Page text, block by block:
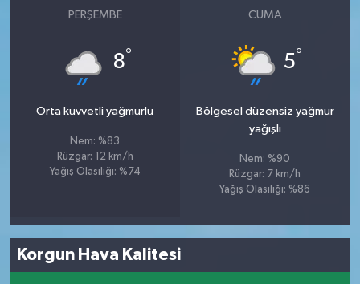
PERŞEMBE
8°
Orta kuvvetli yağmurlu
Nem: %83
Rüzgar: 12 km/h
Yağış Olasılığı: %74
CUMA
5°
Bölgesel düzensiz yağmur
yağışlı
Nem: %90
Rüzgar: 7 km/h
Yağış Olasılığı: %86
Korgun Hava Kalitesi